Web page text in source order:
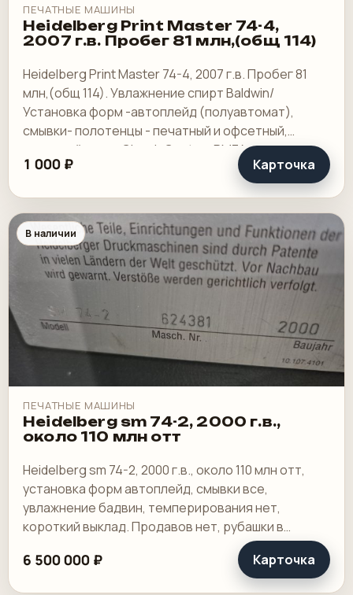
ПЕЧАТНЫЕ МАШИНЫ
Heidelberg Print Master 74-4,
2007 г.в. Пробег 81 млн,(общ 114)
Heidelberg Print Master 74-4, 2007 г.в. Пробег 81
млн,(общ 114). Увлажнение спирт Baldwin/
Установка форм -автоплейд (полуавтомат),
смывки- полотенцы - печатный и офсетный,
выносной пульт ClassicCenter -PM74 - краски и.
1 000 ₽ Карточка
В наличии
ПЕЧАТНЫЕ МАШИНЫ
Heidelberg sm 74-2, 2000 г.в.,
около 110 млн отт
Heidelberg sm 74-2, 2000 г.в., около 110 млн отт,
установка форм автоплейд, смывки все,
увлажнение бадвин, темперирования нет,
короткий выклад. Продавов нет, рубашки в
хорошем состоянии, таскалки и цепи в хорошем.
6 500 000 ₽ Карточка